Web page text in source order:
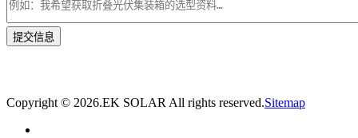
Copyright © 2026.EK SOLAR All rights reserved.Sitemap